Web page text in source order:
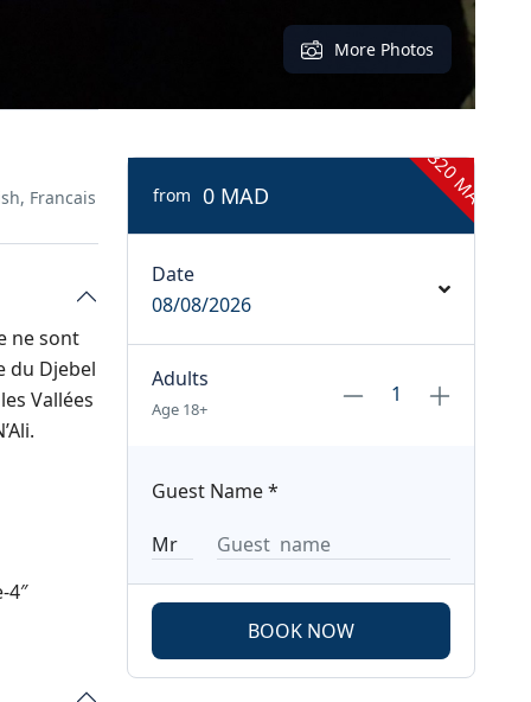
More Photos
Francais
ne sont
du Djebel
Vallées
4″
- 320 MAD
from 0 MAD
Date
08/08/2026
Adults
Age 18+
Guest Name *
BOOK NOW